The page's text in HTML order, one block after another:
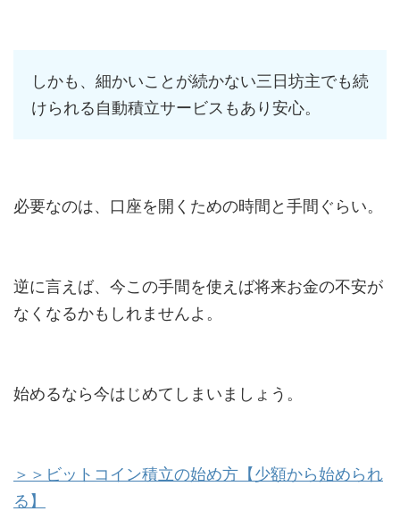
しかも、細かいことが続かない三日坊主でも続
けられる自動積立サービスもあり安心。
必要なのは、口座を開くための時間と手間ぐらい。
逆に言えば、今この手間を使えば将来お金の不安が
なくなるかもしれませんよ。
始めるなら今はじめてしまいましょう。
＞＞ビットコイン積立の始め方【少額から始められ
る】